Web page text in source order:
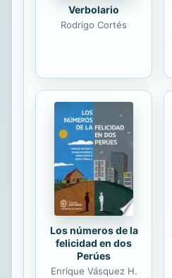
Verbolario
Rodrigo Cortés
Los números de la
felicidad en dos
Perúes
Enrique Vásquez H.